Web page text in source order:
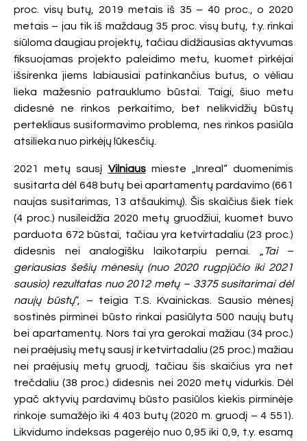
proc. visų butų, 2019 metais iš 35 – 40 proc., o 2020
metais – jau tik iš maždaug 35 proc. visų butų, t.y. rinkai
siūloma daugiau projektų, tačiau didžiausias aktyvumas
fiksuojamas projekto paleidimo metu, kuomet pirkėjai
išsirenka jiems labiausiai patinkančius butus, o vėliau
lieka mažesnio patrauklumo būstai. Taigi, šiuo metu
didesnė ne rinkos perkaitimo, bet nelikvidžių būstų
pertekliaus susiformavimo problema, nes rinkos pasiūla
atsilieka nuo pirkėjų lūkesčių.
2021 metų sausį Vilniausmieste „Inreal“ duomenimis
susitarta dėl 648 butų bei apartamentų pardavimo (661
naujas susitarimas, 13 atšaukimų). Šis skaičius šiek tiek
(4 proc.) nusileidžia 2020 metų gruodžiui, kuomet buvo
parduota 672 būstai, tačiau yra ketvirtadaliu (23 proc.)
didesnis nei analogišku laikotarpiu pernai. „
Tai –
geriausias šešių mėnesių (nuo 2020 rugpjūčio iki 2021
sausio) rezultatas nuo 2012 metų – 3375 susitarimai dėl
naujų būstų“, – teigia T.S. Kvainickas. Sausio mėnesį
sostinės pirminei būsto rinkai pasiūlyta 500 naujų butų
bei apartamentų. Nors tai yra gerokai mažiau (34 proc.)
nei praėjusių metų sausį ir ketvirtadaliu (25 proc.) mažiau
nei praėjusių metų gruodį, tačiau šis skaičius yra net
trečdaliu (38 proc.) didesnis nei 2020 metų vidurkis. Dėl
ypač aktyvių pardavimų būsto pasiūlos kiekis pirminėje
rinkoje sumažėjo iki 4 403 butų (2020 m. gruodį – 4 551).
Likvidumo indeksas pagerėjo nuo 0,95 iki 0,9, t.y. esamą